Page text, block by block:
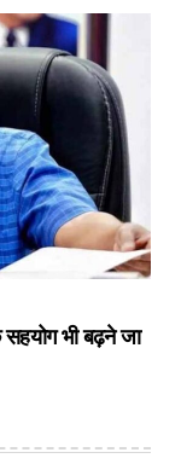
भी बढ़ने जा